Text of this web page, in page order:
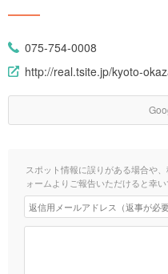
075-754-0008
http://real.tsite.jp/kyoto-
スポット情報に誤りがある場合や
ォームよりご報告いただけると幸い